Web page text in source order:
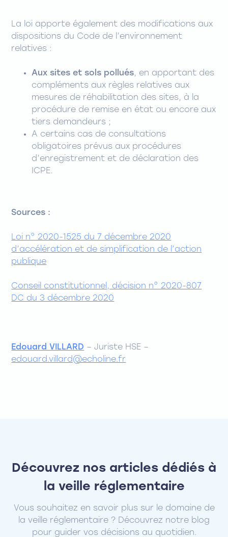
La loi apporte également des modifications aux
dispositions du Code de l’environnement
relatives :
Aux sites et sols pollués, en apportant des
compléments aux règles relatives aux
mesures de réhabilitation des sites, à la
procédure de remise en état ou encore aux
tiers demandeurs ;
A certains cas de consultations
obligatoires prévus aux procédures
d’enregistrement et de déclaration des
ICPE.
Sources :
Loi n° 2020-1525 du 7 décembre 2020
d’accélération et de simplification de l’action
publique
Conseil constitutionnel, décision n° 2020-807
DC du 3 décembre 2020
Edouard VILLARD – Juriste HSE –
edouard.villard@echoline.fr
Découvrez nos articles dédiés à
la veille réglementaire
Vous souhaitez en savoir plus sur le domaine de
la veille réglementaire ? Découvrez notre blog
pour guider vos décisions au quotidien.